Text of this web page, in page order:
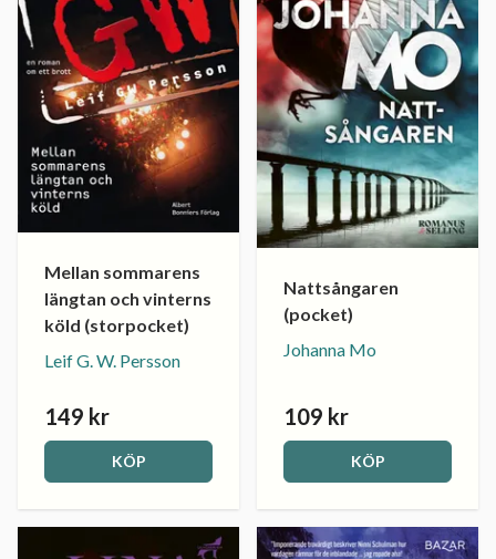
Mellan sommarens
längtan och vinterns
köld (storpocket)
Leif G. W. Persson
149 kr
KÖP
Nattsångaren
(pocket)
Johanna Mo
109 kr
KÖP